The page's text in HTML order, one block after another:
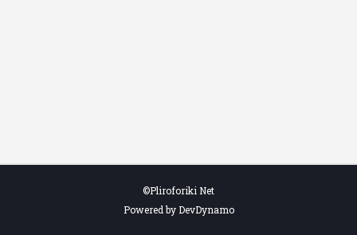
©Pliroforiki Net
Powered by DevDynamo